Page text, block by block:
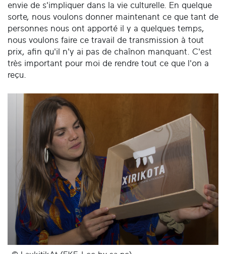
envie de s'impliquer dans la vie culturelle. En quelque
sorte, nous voulons donner maintenant ce que tant de
personnes nous ont apporté il y a quelques temps,
nous voulons faire ce travail de transmission à tout
prix, afin qu'il n'y ai pas de chaînon manquant. C'est
très important pour moi de rendre tout ce que l'on a
reçu.